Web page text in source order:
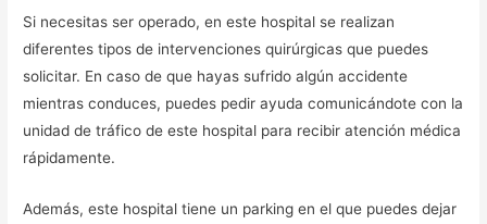
Si necesitas ser operado, en este hospital se realizan
diferentes tipos de intervenciones quirúrgicas que puedes
solicitar. En caso de que hayas sufrido algún accidente
mientras conduces, puedes pedir ayuda comunicándote con la
unidad de tráfico de este hospital para recibir atención médica
rápidamente.
Además, este hospital tiene un parking en el que puedes dejar